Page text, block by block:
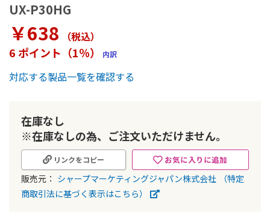
UX-P30HG
￥638 （税込）
6 ポイント（1％） 内訳
対応する製品一覧を確認する
在庫なし
※在庫なしの為、ご注文いただけません。
お気に入りに追加
リンクをコピー
販売元： シャープマーケティングジャパン株式会社
（特定
商取引法に基づく表示はこちら）
ギ
ャ
ラ
リ
ー
の
最
移